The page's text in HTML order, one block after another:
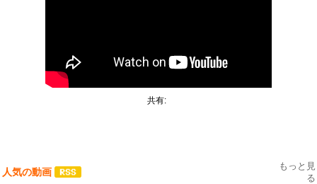
共有:
人気の動画
もっと見
る